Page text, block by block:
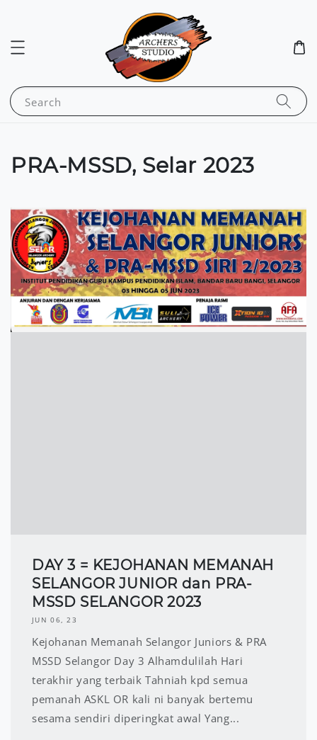
Search
PRA-MSSD, Selar 2023
DAY 3 = KEJOHANAN MEMANAH
SELANGOR JUNIOR dan PRA-
MSSD SELANGOR 2023
JUN 06, 23
Kejohanan Memanah Selangor Juniors & PRA
MSSD Selangor Day 3 Alhamdulilah Hari
terakhir yang terbaik Tahniah kpd semua
pemanah ASKL OR kali ni banyak bertemu
sesama sendiri diperingkat awal Yang...